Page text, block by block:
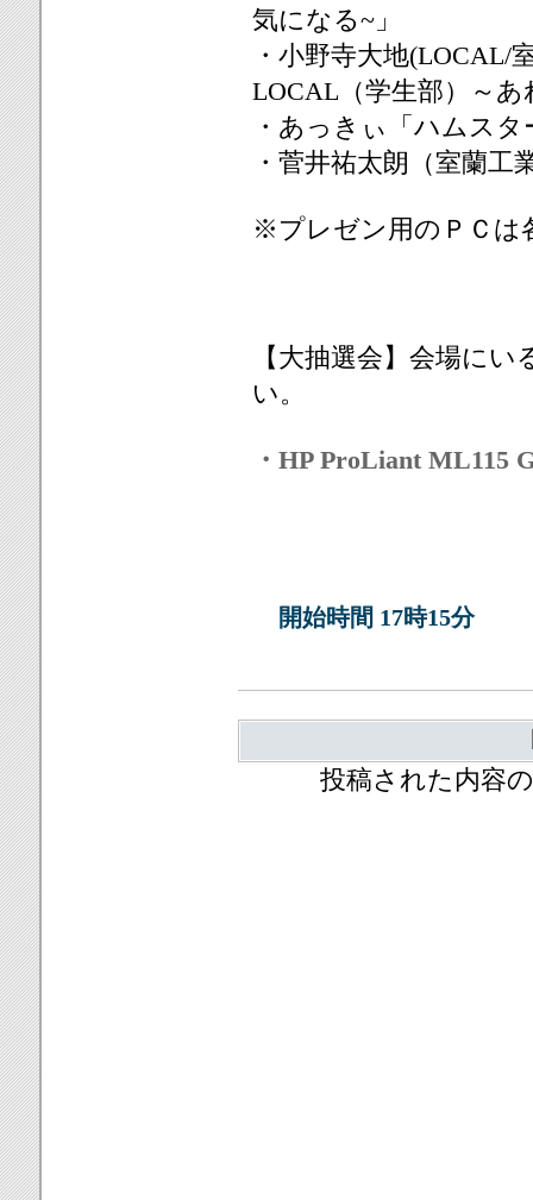
気になる~」
・小野寺大地(LOCAL/
LOCAL（学生部）～
・あっきぃ「ハムス
・菅井祐太朗（室蘭工
※プレゼン用のＰＣは
【大抽選会】会場に
い。
・HP ProLiant ML115
開始時間 17時15分
投稿された内容